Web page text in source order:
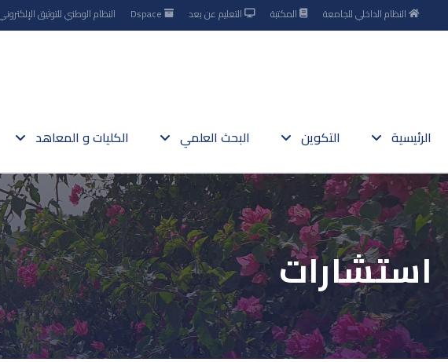
النظام الداخلي للجامعة المكتبة التعليم عن بعد Dspace النظام الوطني للتوثيق
الرئيسية التكوين البحث العلمي الكليات و المعاهد
استشارات